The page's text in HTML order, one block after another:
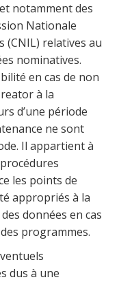
notamment des
Nationale
(CNIL) relatives au
nominatives.
en cas de non
à la
d’une période
ne sont
Il appartient à
les points de
appropriés à la
données en cas
programmes.
dus à une